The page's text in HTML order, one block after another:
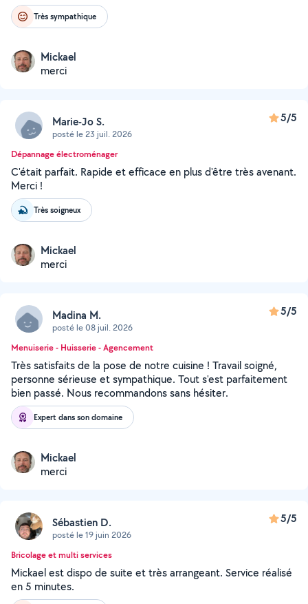
Très sympathique
Mickael
merci
Marie-Jo S.
posté le 23 juil. 2026
5/5
Dépannage électroménager
C'était parfait. Rapide et efficace en plus d'être très avenant.
Merci !
Très soigneux
Mickael
merci
Madina M.
posté le 08 juil. 2026
5/5
Menuiserie - Huisserie - Agencement
Très satisfaits de la pose de notre cuisine ! Travail soigné,
personne sérieuse et sympathique. Tout s'est parfaitement
bien passé. Nous recommandons sans hésiter.
Expert dans son domaine
Mickael
merci
Sébastien D.
posté le 19 juin 2026
5/5
Bricolage et multi services
Mickael est dispo de suite et très arrangeant. Service réalisé
en 5 minutes.